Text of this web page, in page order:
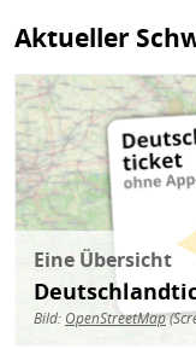
Aktueller
Bild
Eine Übersicht
Bild: OpenStreetMap